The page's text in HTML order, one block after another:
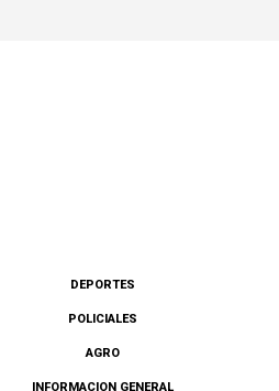
DEPORTES
POLICIALES
AGRO
INFORMACION GENERAL